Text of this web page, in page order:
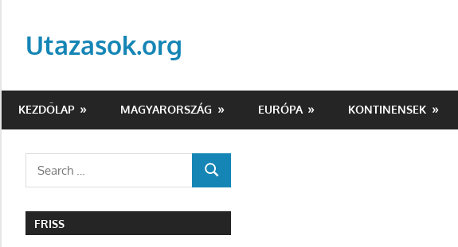
contentUtazasok.org
KEZDŐLAP MAGYARORSZÁG EURÓPA KONTINENSEK
SEARCH
FRISS